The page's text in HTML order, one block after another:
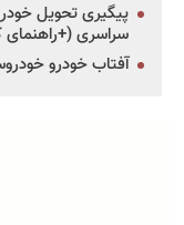
پیگیری تحویل
سراسری (+راهنمای
آفتاب خودرو